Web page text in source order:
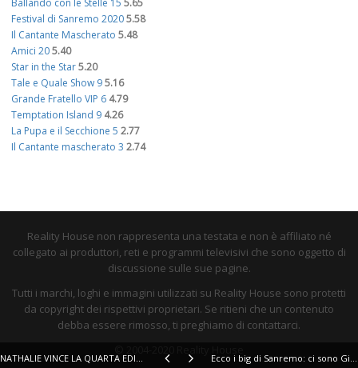
NATHALIE VINCE LA QUARTA EDIZIONE DI X FACTOR Ecco i big di Sanremo: ci sono Giusy, Emma e Nathalie
Ballando con le Stelle 15 5.65
Festival di Sanremo 20205.58
Il Cantante Mascherato 5.48
Amici 205.40
Star in the Star5.20
Tale e Quale Show 95.16
Grande Fratello VIP 6 4.79
Temptation Island 9 4.26
La Pupa e il Secchione 5 2.77
Il Cantante mascherato 3 2.74
Reality House non rappresenta una testata e non è affiliato né
collegato ai produttori, reti e programmi televisivi che sono oggetto di
discussione sulle sue pagine.
Tutti i marchi, loghi e immagini utilizzati su Reality House sono protetti
da copyright dei rispettivi proprietari. Se ritieni che un contenuto
debba essere rimosso, ti preghiamo di contattarci.